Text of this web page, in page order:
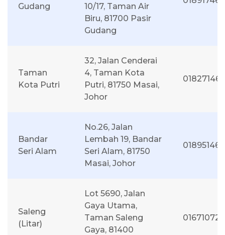
Gudang
10/17, Taman Air
Biru, 81700 Pasir
Gudang
Taman
Kota Putri
32, Jalan Cenderai
4, Taman Kota
Putri, 81750 Masai,
Johor
Bandar
Seri Alam
No.26, Jalan
Lembah 19, Bandar
Seri Alam, 81750
Masai, Johor
Saleng
(Litar)
Lot 5690, Jalan
Gaya Utama,
Taman Saleng
Gaya, 81400